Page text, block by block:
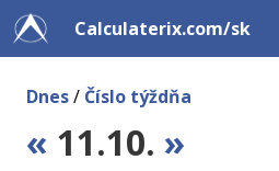
Calculaterix.com/sk
Dnes/ Číslo týždňa
« 11.10. »